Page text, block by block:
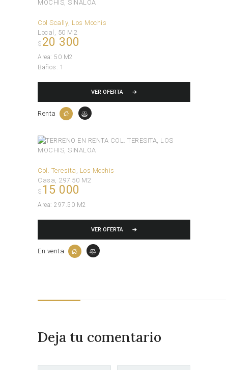
Col Scally Los Mochis
Local
50 M2
$ 20 300
Area: 50 M2
Baños: 1
VER OFERTA
Renta
Col. Teresita
Los Mochis
Casa 297.50 M2
$ 15 000
Area: 297.50 M2
VER OFERTA
En venta
Deja tu comentario